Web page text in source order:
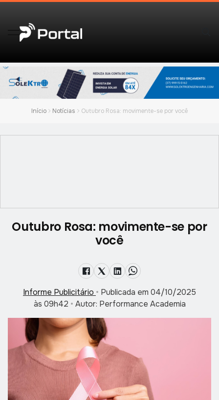
Início Notícias Outubro Rosa: movimente-se por você
Outubro Rosa: movimente-se por
você
Informe Publicitário • Publicada em 04/10/2025
às 09h42 • Autor: Performance Academia